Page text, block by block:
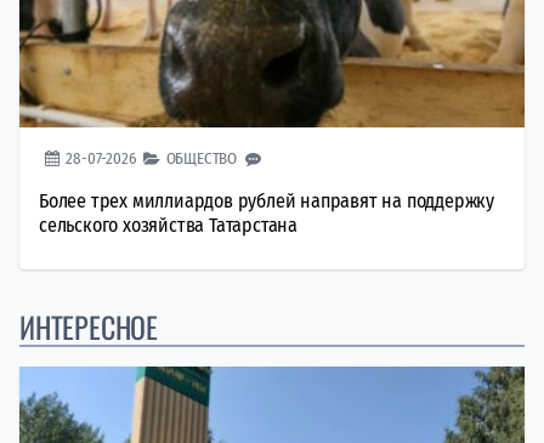
28-07-2026 ОБЩЕСТВО
Более трех миллиардов рублей направят на поддержку
сельского хозяйства Татарстана
ИНТЕРЕСНОЕ